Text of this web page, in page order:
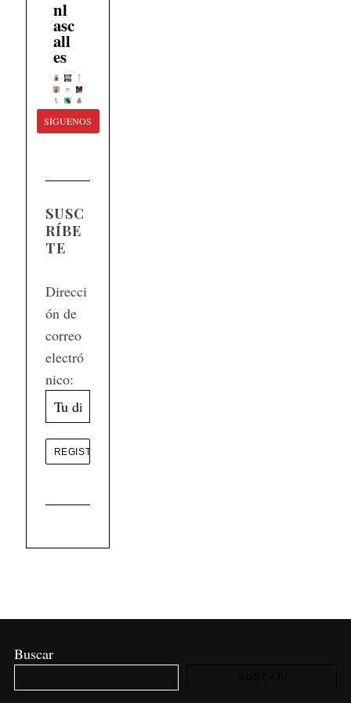
nl
asc
all
es
SÍGUENOS
SUSC
RÍBE
TE
Direcci
ón de
correo
electró
nico:
Buscar